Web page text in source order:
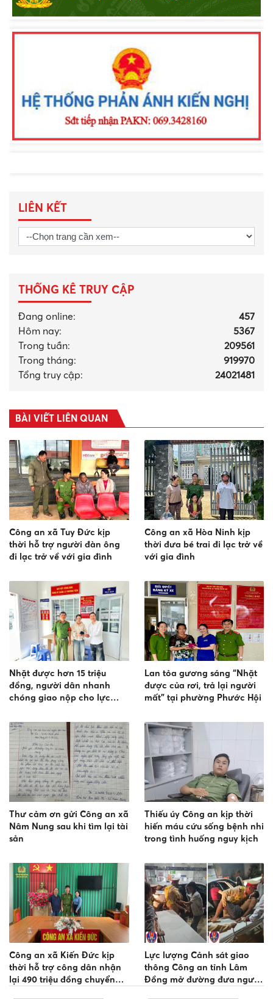
toàn đoàn tại Vòng chung kết Hội thao
quân sự, võ thuật và thể thao CAND
năm 2026
LIÊN KẾT
THỐNG KÊ TRUY CẬP
Đang online:
457
Hôm nay:
5367
Trong tuần:
209561
Trong tháng:
919970
Tổng truy cập:
24021481
BÀI VIẾT LIÊN QUAN
Công an xã Tuy Đức kịp
thời hỗ trợ người đàn ông
đi lạc trở về với gia đình
Công an xã Hòa Ninh kịp
thời đưa bé trai đi lạc trở về
với gia đình
Nhặt được hơn 15 triệu
đồng, người dân nhanh
chóng giao nộp cho lực
người mất
Lan tỏa gương sáng “Nhặt
được của rơi, trả lại người
mất” tại phường Phước Hội
Thư cảm ơn gửi Công an xã
Nâm Nung sau khi tìm lại tài
sản
Thiếu úy Công an kịp thời
hiến máu cứu sống bệnh nhi
trong tình huống nguy kịch
Công an xã Kiến Đức kịp
thời hỗ trợ công dân nhận
lại 490 triệu đồng chuyển
Lực lượng Cảnh sát giao
thông Công an tỉnh Lâm
Đồng mở đường đưa người